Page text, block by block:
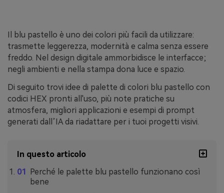
Il blu pastello è uno dei colori più facili da utilizzare:
trasmette leggerezza, modernità e calma senza essere
freddo. Nel design digitale ammorbidisce le interfacce;
negli ambienti e nella stampa dona luce e spazio.
Di seguito trovi idee di palette di colori blu pastello con
codici HEX pronti all'uso, più note pratiche su
atmosfera, migliori applicazioni e esempi di prompt
generati dall’IA da riadattare per i tuoi progetti visivi.
In questo articolo
Perché le palette blu pastello funzionano così
bene